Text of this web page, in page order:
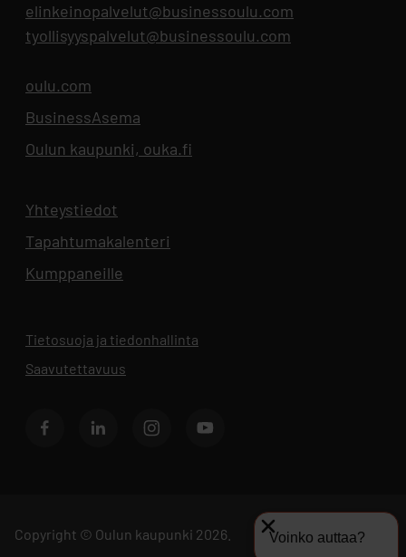
elinkeinopalvelut@businessoulu.com
tyollisyyspalvelut@businessoulu.com
oulu.com
BusinessAsema
Oulun kaupunki, ouka.fi
Yhteystiedot
Tapahtumakalenteri
Kumppaneille
Tietosuoja ja tiedonhallinta
Saavutettavuus
FacebookLinkedIn InstagramYoutube
Copyright © Oulun kaupunki 2026. Voinko auttaa?